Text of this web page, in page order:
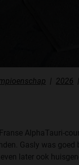
2026
AlphaTauri-
Gasly was goed
later ook